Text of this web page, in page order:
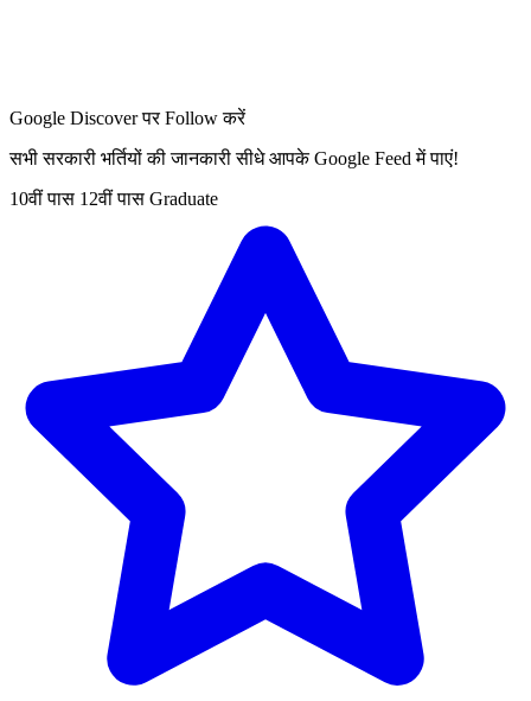
Google Discover पर Follow करें
सभी सरकारी भर्तियों की जानकारी सीधे आपके Google Feed में पाएं!
10वीं पास 12वीं पास Graduate